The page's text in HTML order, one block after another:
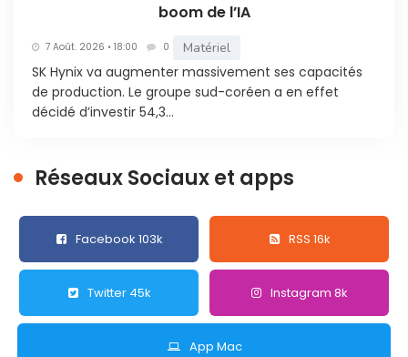
boom de l’IA
7 Août. 2026 • 18:00 0 Matériel
SK Hynix va augmenter massivement ses capacités
de production. Le groupe sud-coréen a en effet
décidé d’investir 54,3...
Réseaux Sociaux et apps
Facebook 103k RSS 16k
Twitter 45k Instagram 8k
App Mac